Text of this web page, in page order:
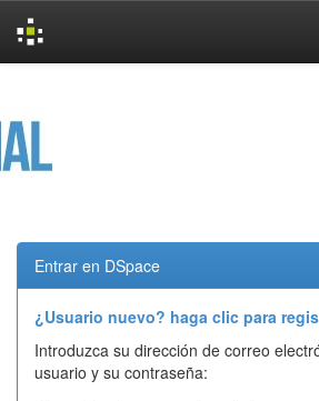
Entrar en DSpace
¿Usuario nuevo? haga clic para
Introduzca su dirección de correo
usuario y su contraseña: